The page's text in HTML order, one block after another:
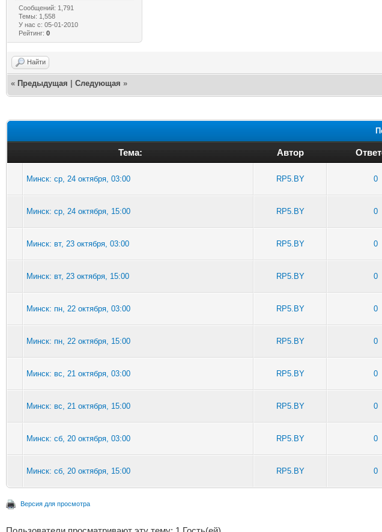
Сообщений: 1,791
Темы: 1,558
У нас с: 05-01-2010
Рейтинг:0
Найти
« Предыдущая Следующая »
Тема: Автор
Минск: ср, 24 октября, 03:00 RP5.BY 0
Минск: ср, 24 октября, 15:00 RP5.BY 0
Минск: вт, 23 октября, 03:00 RP5.BY 0
Минск: вт, 23 октября, 15:00 RP5.BY 0
Минск: пн, 22 октября, 03:00 RP5.BY 0
Минск: пн, 22 октября, 15:00 RP5.BY 0
Минск: вс, 21 октября, 03:00 RP5.BY 0
Минск: вс, 21 октября, 15:00 RP5.BY 0
Минск: сб, 20 октября, 03:00 RP5.BY 0
Минск: сб, 20 октября, 15:00 RP5.BY 0
Версия для просмотра